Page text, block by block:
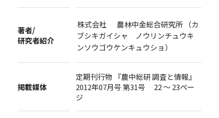
著者/
研究者紹介
株式会社 農林中金総合研究所 （カ
ブシキガイシャ ノウリンチュウキ
ンソウゴウケンキュウショ）
掲載媒体
定期刊行物 『農中総研 調査と情報』
2012年07月号 第31号 22 ～ 23ペー
ジ